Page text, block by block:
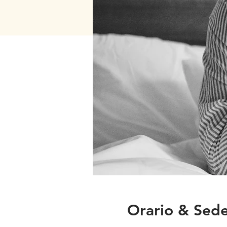
Orario &